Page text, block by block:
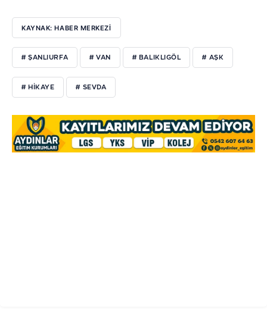
KAYNAK: HABER MERKEZİ
# ŞANLIURFA # VAN # BALIKLIGÖL # AŞK
# HİKAYE # SEVDA